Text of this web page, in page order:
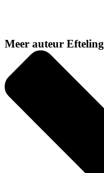
Meer auteur Efteling